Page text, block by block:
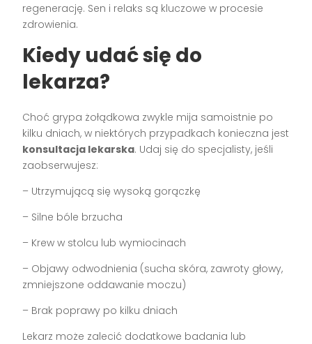
regenerację. Sen i relaks są kluczowe w procesie
zdrowienia.
Kiedy udać się do
lekarza?
Choć grypa żołądkowa zwykle mija samoistnie po
kilku dniach, w niektórych przypadkach konieczna jest
konsultacja lekarska. Udaj się do specjalisty, jeśli
zaobserwujesz:
– Utrzymującą się wysoką gorączkę
– Silne bóle brzucha
– Krew w stolcu lub wymiocinach
– Objawy odwodnienia (sucha skóra, zawroty głowy,
zmniejszone oddawanie moczu)
– Brak poprawy po kilku dniach
Lekarz może zalecić dodatkowe badania lub